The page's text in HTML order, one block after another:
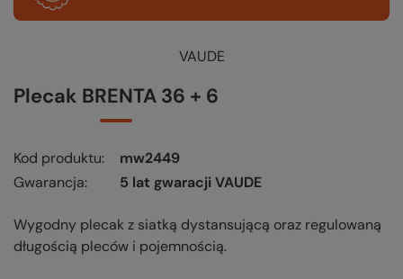
VAUDE
Plecak BRENTA 36 + 6
Kod produktu
mw2449
Gwarancja
5 lat gwaracji VAUDE
Wygodny plecak z siatką dystansującą oraz regulowaną
długością pleców i pojemnością.